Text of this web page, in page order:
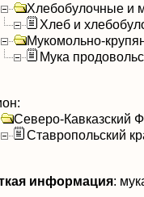
Хлебобулочные и
Хлеб и
Мукомольно-
Мука
Северо-Кавказский
Ставропольский
информация: